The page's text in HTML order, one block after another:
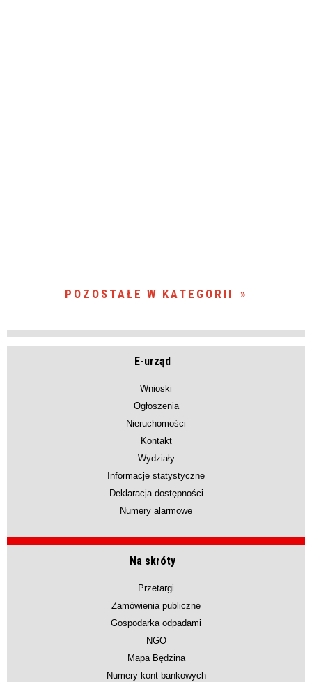
POZOSTAŁE W KATEGORII
E-urząd
Wnioski
Ogłoszenia
Nieruchomości
Kontakt
Wydziały
Informacje statystyczne
Deklaracja dostępności
Numery alarmowe
Na skróty
Przetargi
Zamówienia publiczne
Gospodarka odpadami
NGO
Mapa Będzina
Numery kont bankowych